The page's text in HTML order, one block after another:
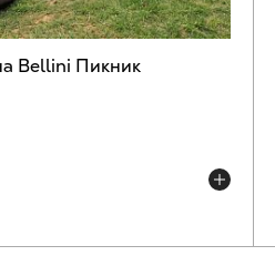
Bellini Пикник